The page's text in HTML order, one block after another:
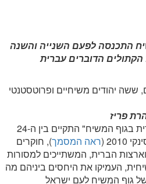
התכנסה לפעם השנייה והשנה
הדוברים עברית
יהודים משיחיים ופרוטסטנטי
המפגש השני של התייעצות הלסינקי אודות "ההמשכיות היהודית בגוף המשיח" התקיים בין ה-24
ראה המסמך), חוקרים
הברית, המשתייכים למסורות
העמיקו את היחסים ביניהם מה